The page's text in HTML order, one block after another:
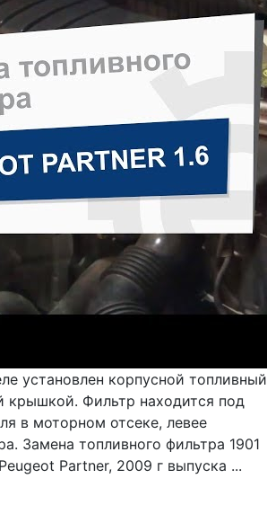
установлен корпусной топливный
крышкой. Фильтр находится под
в моторном отсеке, левее
Замена топливного фильтра 1901
Partner, 2009 г выпуска ...